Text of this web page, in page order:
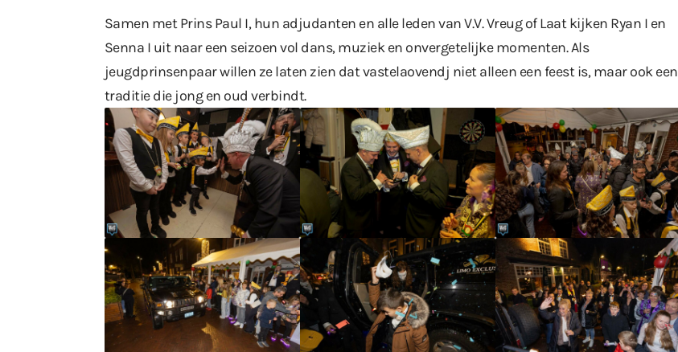
Samen met Prins Paul I, hun adjudanten en alle leden van V.V. Vreug of Laat kijken Ryan I en
Senna I uit naar een seizoen vol dans, muziek en onvergetelijke momenten. Als
jeugdprinsenpaar willen ze laten zien dat vastelaovendj niet alleen een feest is, maar ook een
traditie die jong en oud verbindt.